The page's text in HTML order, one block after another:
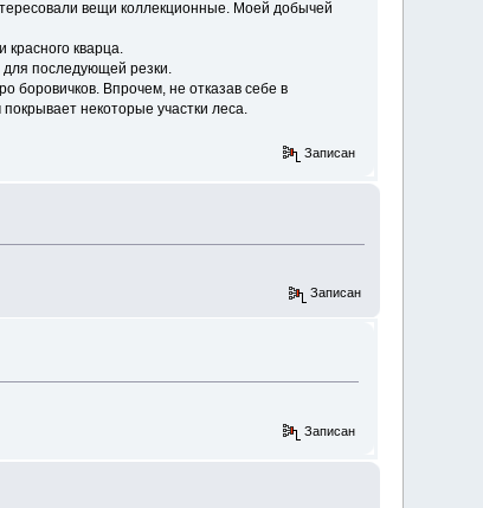
вещи коллекционные. Моей добычей
кварца.
последующей резки.
боровичков. Впрочем, не отказав себе в
некоторые участки леса.
Записан
Записан
Записан